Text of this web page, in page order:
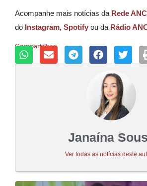
Acompanhe mais notícias da Rede ANC
do Instagram, Spotify ou da Rádio
Compartilhar:
Janaína
Ver todas as notícias deste